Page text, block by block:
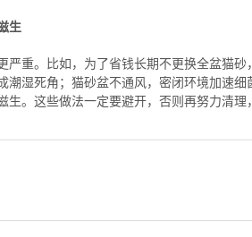
生
重。比如，为了省钱长期不更换全盆猫砂
湿死角；猫砂盆不通风，密闭环境加速细
。这些做法一定要避开，否则再努力清理